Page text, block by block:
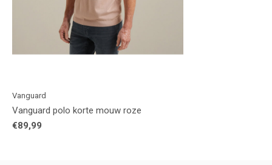
Vanguard
Vanguard polo korte mouw roze
€89,99